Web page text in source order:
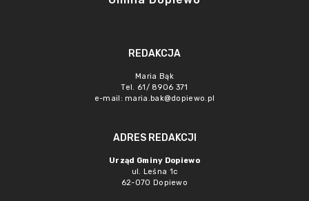
REDAKCJA
Maria Bąk
Tel. 61/ 8906 371
e-mail: maria.bak@dopiewo.pl
ADRES REDAKCJI
Urząd Gminy Dopiewo
ul. Leśna 1c
62-070 Dopiewo